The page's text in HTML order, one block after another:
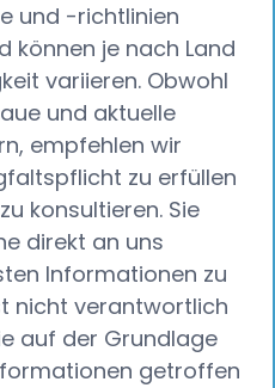
und -richtlinien
können je nach Land
variieren. Obwohl
und aktuelle
empfehlen wir
zu erfüllen
konsultieren. Sie
direkt an uns
Informationen zu
nicht verantwortlich
auf der Grundlage
getroffen